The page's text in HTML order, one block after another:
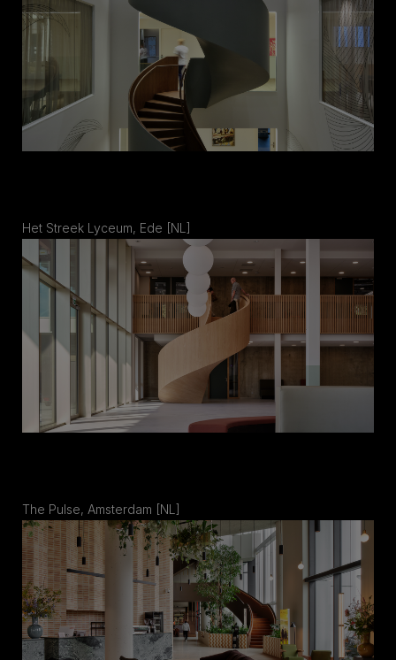
Het Streek Lyceum, Ede [NL]
The Pulse, Amsterdam [NL]